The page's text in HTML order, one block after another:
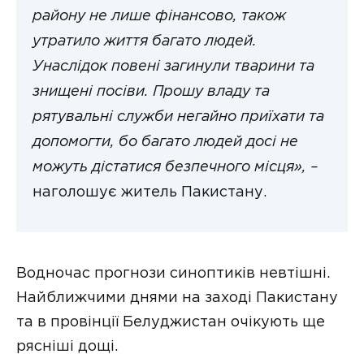
району не лише фінансово, також
утратило життя багато людей.
Унаслідок повені загинули тварини та
знищені посіви. Прошу владу та
рятувальні служби негайно приїхати та
допомогти, бо багато людей досі не
можуть дістатися безпечного місця», –
наголошує житель Пакистану.
Водночас прогнози синоптиків невтішні.
Найближчими днями на заході Пакистану
та в провінції Белуджистан очікують ще
рясніші дощі.